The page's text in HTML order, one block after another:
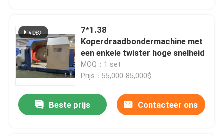
7*1.38
Koperdraadbondermachine met
een enkele twister hoge snelheid
MOQ：1 set
Prijs：55,000-85,000$
Beste prijs Contacteer ons